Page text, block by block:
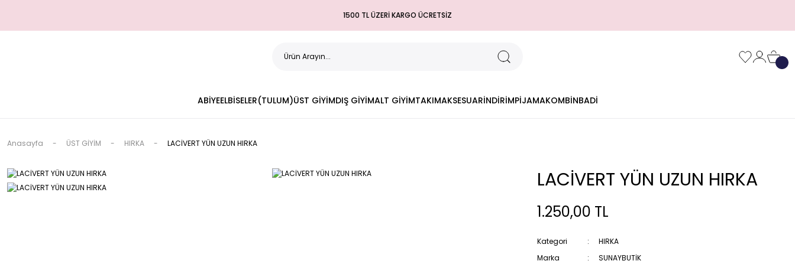
1500 TL ÜZERİ KARGO ÜCRETSİZ
ABİYEELBİSELER(TULUM)ÜST GİYİMDIŞ GİYİMALT GİYİMTAKIMAKSESUARİNDİRİMPİJAMAKOMBİNBADİ
Anasayfa ÜST GİYİM HIRKA LACİVERT YÜN UZUN HIRKA
LACİVERT YÜN UZUN HIRKA
1.250,00 TL
Kategori
HIRKA
Marka
SUNAYBUTİK